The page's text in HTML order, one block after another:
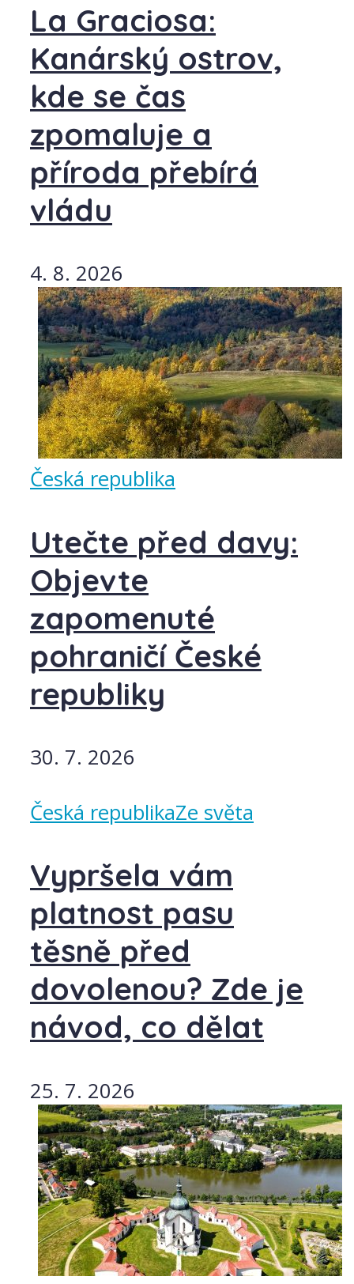
La Graciosa:
Kanárský ostrov,
kde se čas
zpomaluje a
příroda přebírá
vládu
4. 8. 2026
Česká republika
Utečte před davy:
Objevte
zapomenuté
pohraničí České
republiky
30. 7. 2026
Česká republikaZe světa
Vypršela vám
platnost pasu
těsně před
dovolenou? Zde je
návod, co dělat
25. 7. 2026